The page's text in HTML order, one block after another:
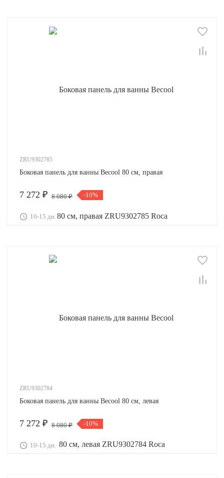
ZRU9302785
Боковая панель для ванны Becool 80 см, правая
7 272 ₽ 8 080 ₽ -10%
10-15 дн.
ZRU9302784
Боковая панель для ванны Becool 80 см, левая
7 272 ₽ 8 080 ₽ -10%
10-15 дн.